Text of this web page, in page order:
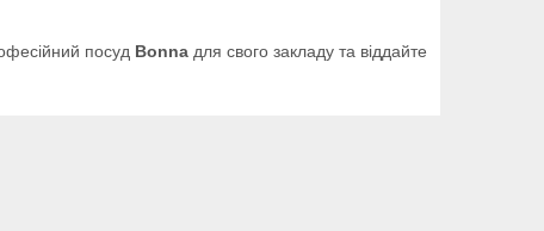
посуд Bonna для свого закладу та віддайте